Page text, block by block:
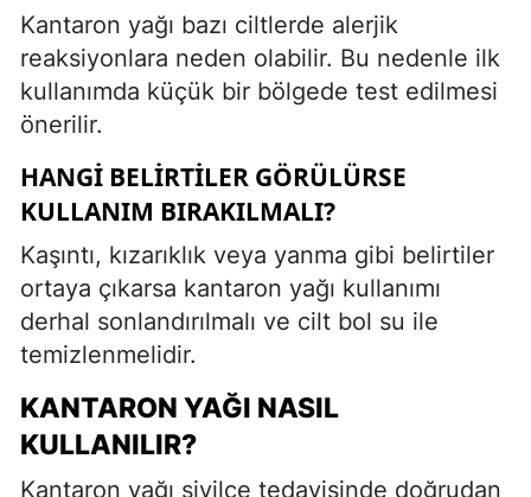
Kantaron yağı bazı ciltlerde alerjik
reaksiyonlara neden olabilir. Bu nedenle ilk
kullanımda küçük bir bölgede test edilmesi
önerilir.
HANGI BELIRTILER GÖRÜLÜRSE
KULLANIM BIRAKILMALI?
Kaşıntı, kızarıklık veya yanma gibi belirtiler
ortaya çıkarsa kantaron yağı kullanımı
derhal sonlandırılmalı ve cilt bol su ile
temizlenmelidir.
KANTARON YAĞI NASIL
KULLANILIR?
Kantaron yağı sivilce tedavisinde doğrudan